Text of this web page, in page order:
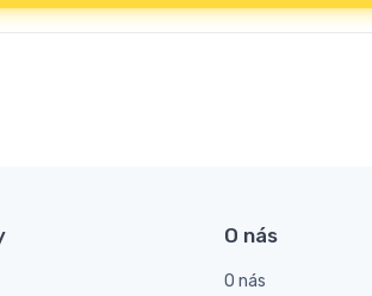
O nás
O nás